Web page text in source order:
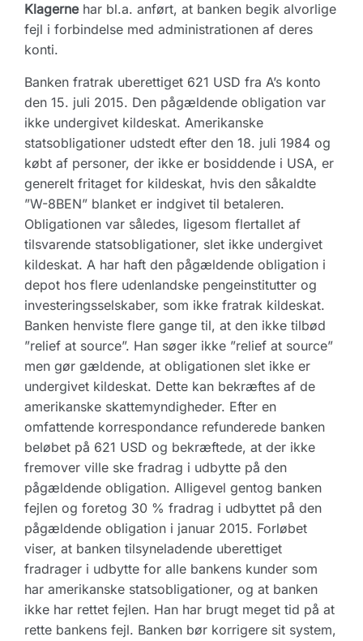
Klagernehar bl.a. anført, at banken begik alvorlige
fejl i forbindelse med administrationen af deres
konti.
Banken fratrak uberettiget 621 USD fra A’s konto
den 15. juli 2015. Den pågældende obligation var
ikke undergivet kildeskat. Amerikanske
statsobligationer udstedt efter den 18. juli 1984 og
købt af personer, der ikke er bosiddende i USA, er
generelt fritaget for kildeskat, hvis den såkaldte
”W-8BEN” blanket er indgivet til betaleren.
Obligationen var således, ligesom flertallet af
tilsvarende statsobligationer, slet ikke undergivet
kildeskat. A har haft den pågældende obligation i
depot hos flere udenlandske pengeinstitutter og
investeringsselskaber, som ikke fratrak kildeskat.
Banken henviste flere gange til, at den ikke tilbød
”relief at source”. Han søger ikke ”relief at source”
men gør gældende, at obligationen slet ikke er
undergivet kildeskat. Dette kan bekræftes af de
amerikanske skattemyndigheder. Efter en
omfattende korrespondance refunderede banken
beløbet på 621 USD og bekræftede, at der ikke
fremover ville ske fradrag i udbytte på den
pågældende obligation. Alligevel gentog banken
fejlen og foretog 30 % fradrag i udbyttet på den
pågældende obligation i januar 2015. Forløbet
viser, at banken tilsyneladende uberettiget
fradrager i udbytte for alle bankens kunder som
har amerikanske statsobligationer, og at banken
ikke har rettet fejlen. Han har brugt meget tid på at
rette bankens fejl. Banken bør korrigere sit system,